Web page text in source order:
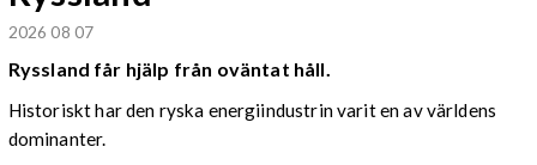
2026 08 07
Ryssland får hjälp från oväntat håll.
Historiskt har den ryska energiindustrin varit en av världens
dominanter.